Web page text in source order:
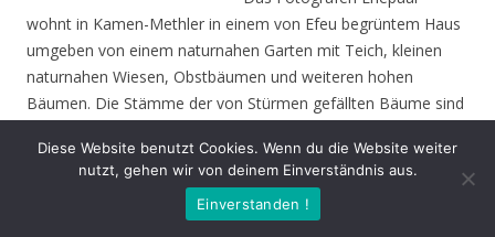
wohnt in Kamen-Methler in einem von Efeu begrüntem Haus
umgeben von einem naturnahen Garten mit Teich, kleinen
naturnahen Wiesen, Obstbäumen und weiteren hohen
Bäumen. Die Stämme der von Stürmen gefällten Bäume sind
Vögeln als Nahrungs-und Brutstätte.
Beide sind Mitbegründer des NABU Unna und setzen sich seit
Diese Website benutzt Cookies. Wenn du die Website weiter
nutzt, gehen wir von deinem Einverständnis aus.
Einverstanden !